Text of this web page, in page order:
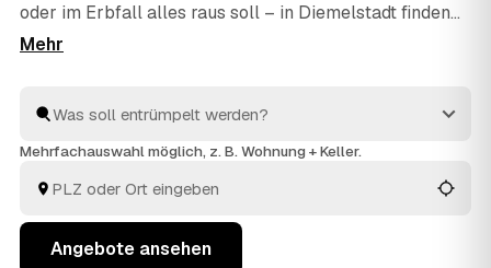
oder im Erbfall alles raus soll – in Diemelstadt finden
Sie mit AWL schnell den richtigen Partner. Eine kurze
ArolsenundWarburg. Vom Ausräumen über die
fachgerechte Entsorgung bis zur besenreinen Übergabe
Sie am meisten Sinn ergibt.
Mehrfachauswahl möglich, z. B. Wohnung + Keller.
Angebote ansehen